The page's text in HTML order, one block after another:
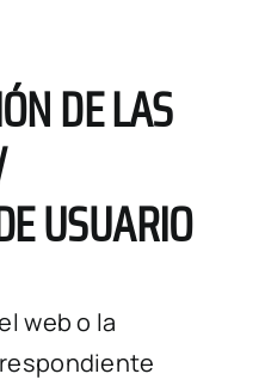
DE LAS
USUARIO
web o la